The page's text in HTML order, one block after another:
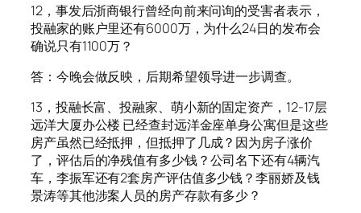
12，事发后浙商银行曾经向前来问询的受害者表示，
投融家的账户里还有6000万，为什么24日的发布会
确说只有1100万？
答：今晚会做反映，后期希望领导进一步调查。
13，投融长富、投融家、萌小新的固定资产，12-17层
远洋大厦办公楼 已经查封远洋金座单身公寓但是这些
房产虽然已经抵押，但抵押了几成？因为房子涨价
了，评估后的净残值有多少钱？公司名下还有4辆汽
车，李振军还有2套房产评估值多少钱？李丽娇及钱
景涛等其他涉案人员的房产存款有多少？